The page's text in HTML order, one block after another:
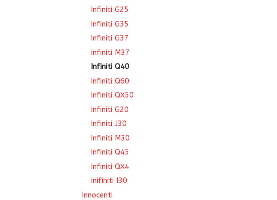
Infiniti G25
Infiniti G35
Infiniti G37
Infiniti M37
Infiniti Q40
Infiniti Q60
Infiniti QX50
Infiniti G20
Infiniti J30
Infiniti M30
Infiniti Q45
Infiniti QX4
Inifiniti I30
Innocenti